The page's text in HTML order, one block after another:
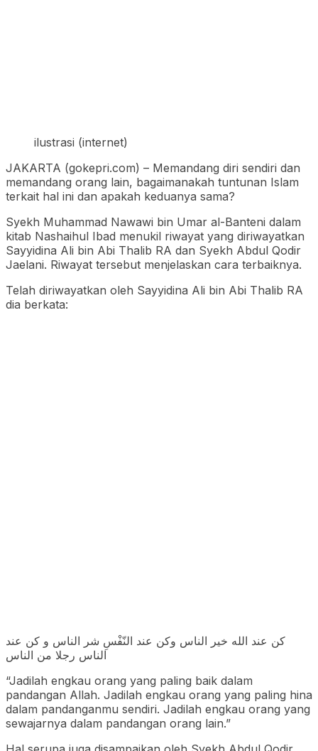
ilustrasi (internet)
JAKARTA (gokepri.com) – Memandang diri sendiri dan
memandang orang lain, bagaimanakah tuntunan Islam
terkait hal ini dan apakah keduanya sama?
Syekh Muhammad Nawawi bin Umar al-Banteni dalam
kitab Nashaihul Ibad menukil riwayat yang diriwayatkan
Sayyidina Ali bin Abi Thalib RA dan Syekh Abdul Qodir
Jaelani. Riwayat tersebut menjelaskan cara terbaiknya.
Telah diriwayatkan oleh Sayyidina Ali bin Abi Thalib RA
dia berkata:
كن عند الله خير الناس وكن عند النّفْسِ شر الناس و كن عند
الناس رجلا من الناس
“Jadilah engkau orang yang paling baik dalam
pandangan Allah. Jadilah engkau orang yang paling hina
dalam pandanganmu sendiri. Jadilah engkau orang yang
sewajarnya dalam pandangan orang lain.”